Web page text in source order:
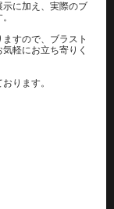
に加え、実際のブ
すので、ブラスト
軽にお立ち寄りく
ります。